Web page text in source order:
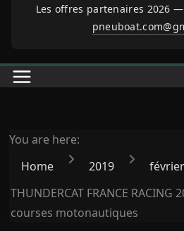
Les offres partenaires 2026
You are here:
Home
2019 février
THUNDERCAT FRANCE
courses motonautiques